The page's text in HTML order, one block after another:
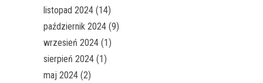
listopad 2024 (14)
październik 2024 (9)
wrzesień 2024 (1)
sierpień 2024 (1)
maj 2024 (2)